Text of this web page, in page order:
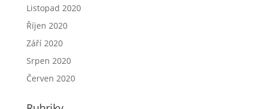
Listopad 2020
Říjen 2020
Září 2020
Srpen 2020
Červen 2020